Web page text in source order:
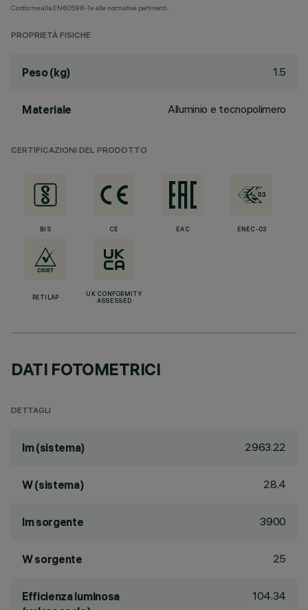
Conforme alla EN60598-1 e alle normative pertinenti.
PROPRIETÀ FISICHE
Peso (kg) 1.5
Materiale Alluminio e tecnopolimero
CERTIFICAZIONI DEL PRODOTTO
BIS CE EAC ENEC-03
RETILAP
UK CONFORMITY
ASSESSED
DATI FOTOMETRICI
DETTAGLI
lm (sistema) 2963.22
W (sistema) 28.4
lm sorgente 3900
W sorgente 25
Efficienza luminosa
104.34